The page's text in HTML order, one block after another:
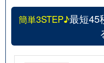
簡単3STEP♪最短45